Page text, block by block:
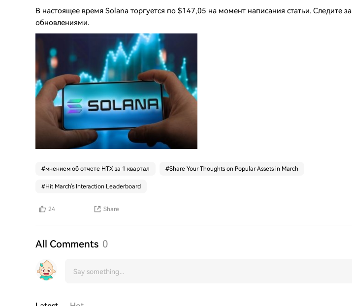
В настоящее время Solana торгуется по $147,05 на момент написания статьи. Следите за
обновлениями.
#мнением об отчете HTX за 1 квартал #Share Your Thoughts on Popular Assets in March
#Hit March's Interaction Leaderboard
24 Share
All Comments 0